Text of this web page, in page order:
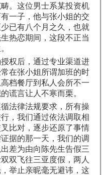
。这位男士系某投资机
一子，他与张小姐的交
已有八个月之久，也就
热恋期间，这段不正当
权后，通过专业渠道进
在张小姐所谓加班的时
档餐厅到私人会所不一
谎言让人不寒而栗。
法律法规要求，所有操
，我们通过依法调取相
比对，逐步还原了事情
据的那一天，我们的调
差为由向陈先生告假三
双飞往三亚度假，两人
举止亲昵毫无避讳，这